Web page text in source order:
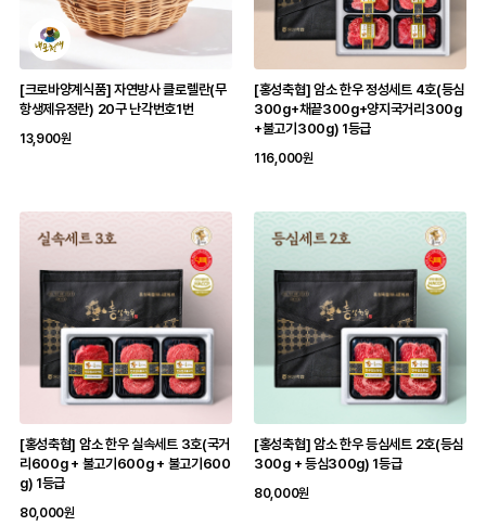
[크로바양계식품] 자연방사 클로렐란(무
항생제유정란) 20구 난각번호1번
13,900원
[홍성축협] 암소 한우 정성세트 4호(등심
300g+채끝300g+양지국거리300g
+불고기300g) 1등급
116,000원
[홍성축협] 암소 한우 실속세트 3호(국거
리600g + 불고기600g + 불고기600
g) 1등급
80,000원
[홍성축협] 암소 한우 등심세트 2호(등심
300g + 등심300g) 1등급
80,000원